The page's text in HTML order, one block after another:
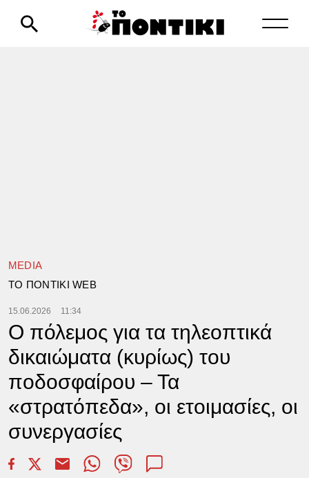
MEDIA
TΟ ΠΟΝΤΙΚΙ WEB
15.06.2026 11:34
Ο πόλεμος για τα τηλεοπτικά
δικαιώματα (κυρίως) του
ποδοσφαίρου – Τα
«στρατόπεδα», οι ετοιμασίες, οι
συνεργασίες